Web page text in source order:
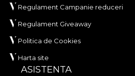
Regulament Campanie reduceri
Regulament Giveaway
Politica de Cookies
Harta site
ASISTENTA